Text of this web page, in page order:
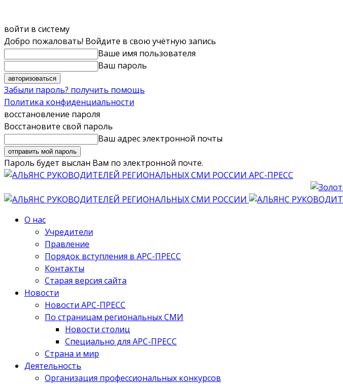
войти в систему
Добро пожаловать! Войдите в свою учётную запись
Ваше имя пользователя
Ваш пароль
Забыли пароль? получить помощь
Политика конфиденциальности
восстановление пароля
Восстановите свой пароль
Ваш адрес электронной почты
Пароль будет выслан Вам по электронной почте.
АРС-ПРЕСС
О нас
Учредители
Правление
Порядок вступления в АРС-ПРЕСС
Контакты
Старая версия сайта
Новости
Новости АРС-ПРЕСС
По страницам региональных СМИ
Новости столиц
Специально для АРС-ПРЕСС
Страна и мир
Деятельность
Организация профессиональных конкурсов